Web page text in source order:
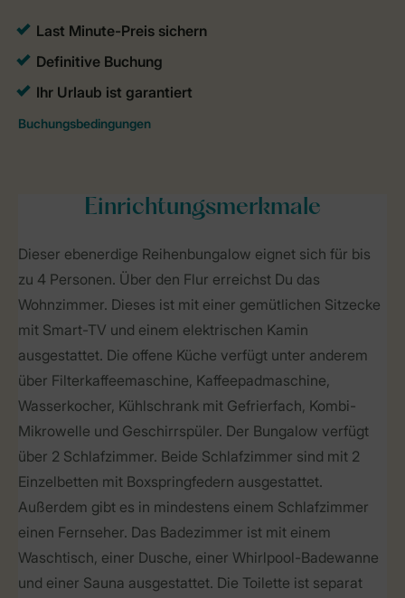
Einrichtungsmerkmale
Dieser ebenerdige Reihenbungalow eignet sich für bis
zu 4 Personen. Über den Flur erreichst Du das
Wohnzimmer. Dieses ist mit einer gemütlichen Sitzecke
mit Smart-TV und einem elektrischen Kamin
ausgestattet. Die offene Küche verfügt unter anderem
über Filterkaffeemaschine, Kaffeepadmaschine,
Wasserkocher, Kühlschrank mit Gefrierfach, Kombi-
Mikrowelle und Geschirrspüler. Der Bungalow verfügt
über 2 Schlafzimmer. Beide Schlafzimmer sind mit 2
Einzelbetten mit Boxspringfedern ausgestattet.
Außerdem gibt es in mindestens einem Schlafzimmer
einen Fernseher. Das Badezimmer ist mit einem
Waschtisch, einer Dusche, einer Whirlpool-Badewanne
und einer Sauna ausgestattet. Die Toilette ist separat